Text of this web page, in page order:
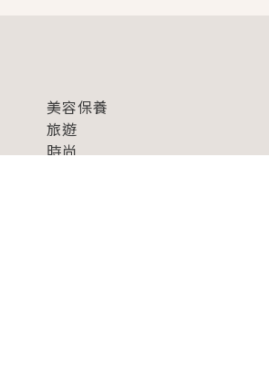
美容保養
旅遊
時尚